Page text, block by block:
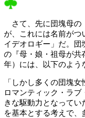
さて、先に団塊母の
が、これには名前がつ
イデオロギー」だ。団
の『母・娘・祖母が共
年）には、以下のよう
「しかし多くの団塊
ロマンティック・ラ
きな駆動力となって
を基本とする考えで